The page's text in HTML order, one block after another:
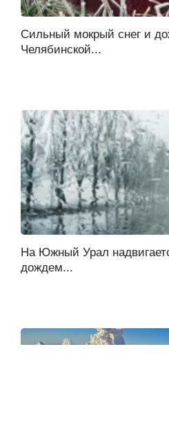
Сильный мокрый снег и
Челябинской...
На Южный Урал
дождем...